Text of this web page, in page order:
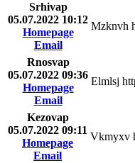
Srhivap
05.07.2022 10:12
Homepage
Email
Mzknvh
Rnosvap
05.07.2022 09:36
Homepage
Email
Elmlsj
Kezovap
05.07.2022 09:11
Homepage
Email
Vkmyxv